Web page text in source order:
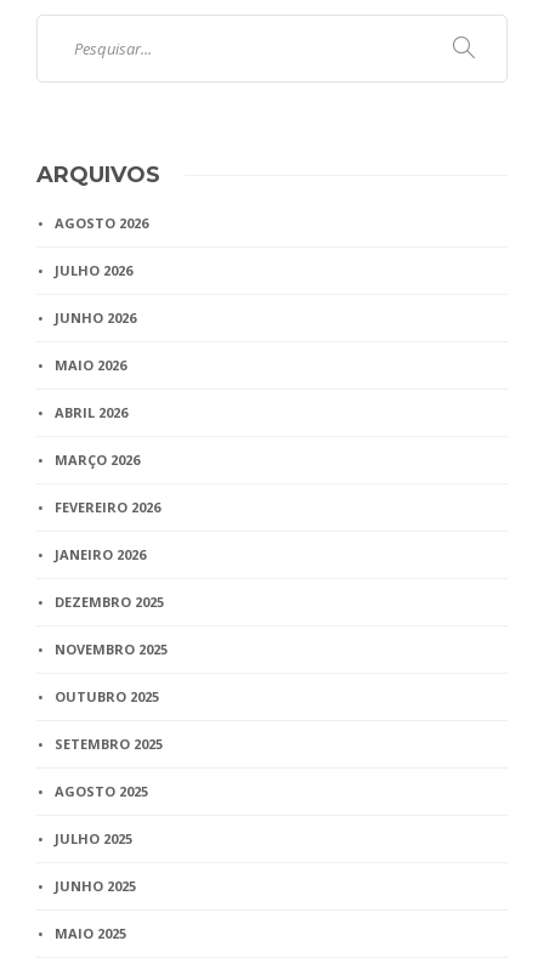
ARQUIVOS
AGOSTO 2026
JULHO 2026
JUNHO 2026
MAIO 2026
ABRIL 2026
MARÇO 2026
FEVEREIRO 2026
JANEIRO 2026
DEZEMBRO 2025
NOVEMBRO 2025
OUTUBRO 2025
SETEMBRO 2025
AGOSTO 2025
JULHO 2025
JUNHO 2025
MAIO 2025